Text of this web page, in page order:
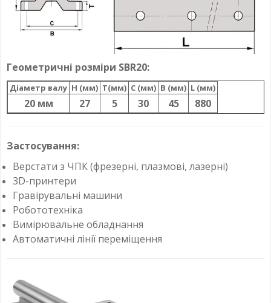
Геометричні розміри SBR20:
Діаметр валу H (мм) T(мм) C (мм) B (мм) L (мм)
20 мм 27 5 30 45 880
Застосування:
Верстати з ЧПК (фрезерні, плазмові, лазерні)
3D-принтери
Гравірувальні машини
Робототехніка
Вимірювальне обладнання
Автоматичні лінії переміщення